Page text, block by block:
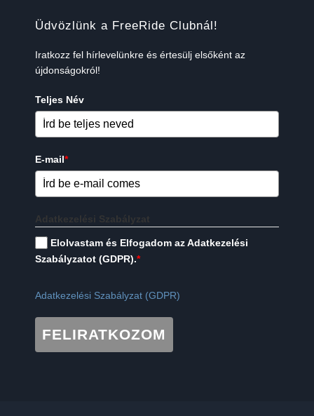
Üdvözlünk a FreeRide Clubnál!
Iratkozz fel hírlevelünkre és értesülj elsőként az
újdonságokról!
Teljes Név
E-mail*
Adatkezelési Szabályzat
Elolvastam és Elfogadom az Adatkezelési
Szabályzatot (GDPR).*
Adatkezelési Szabályzat (GDPR)
FELIRATKOZOM